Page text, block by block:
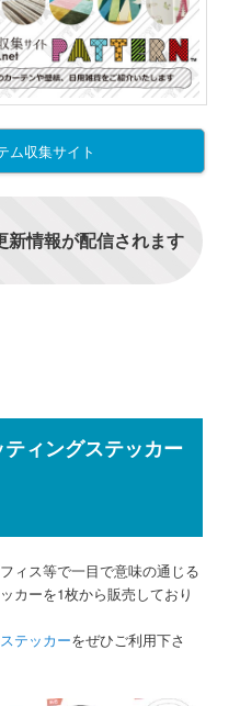
ム収集サイト
情報が配信されます
ィングステッカー
ィス等で一目で意味の通じる
カーを1枚から販売しており
テッカーをぜひご利用下さ